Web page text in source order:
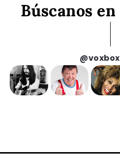
Búscanos